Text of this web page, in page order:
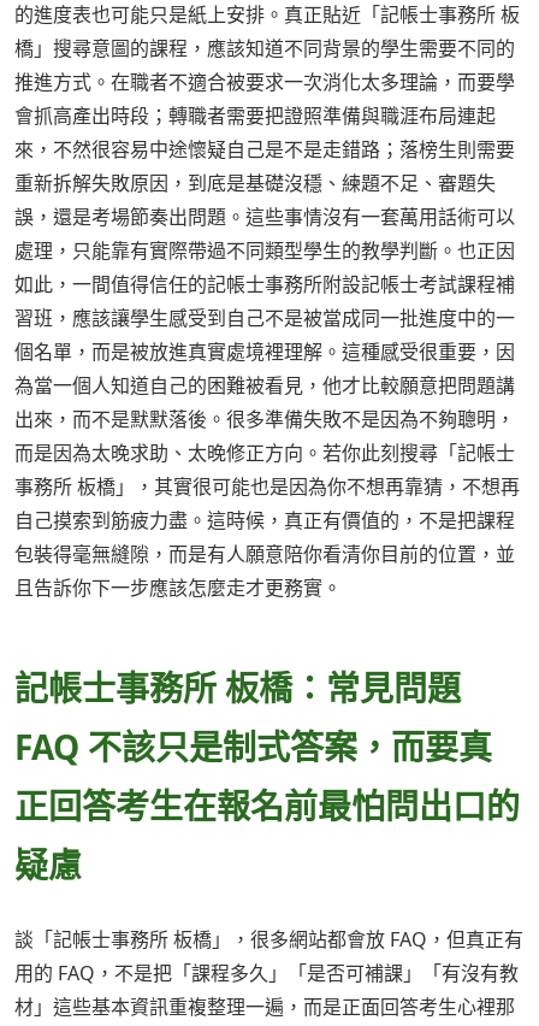
的進度表也可能只是紙上安排。真正貼近「記帳士事務所 板
橋」搜尋意圖的課程，應該知道不同背景的學生需要不同的
推進方式。在職者不適合被要求一次消化太多理論，而要學
會抓高產出時段；轉職者需要把證照準備與職涯布局連起
來，不然很容易中途懷疑自己是不是走錯路；落榜生則需要
重新拆解失敗原因，到底是基礎沒穩、練題不足、審題失
誤，還是考場節奏出問題。這些事情沒有一套萬用話術可以
處理，只能靠有實際帶過不同類型學生的教學判斷。也正因
如此，一間值得信任的記帳士事務所附設記帳士考試課程補
習班，應該讓學生感受到自己不是被當成同一批進度中的一
個名單，而是被放進真實處境裡理解。這種感受很重要，因
為當一個人知道自己的困難被看見，他才比較願意把問題講
出來，而不是默默落後。很多準備失敗不是因為不夠聰明，
而是因為太晚求助、太晚修正方向。若你此刻搜尋「記帳士
事務所 板橋」，其實很可能也是因為你不想再靠猜，不想再
自己摸索到筋疲力盡。這時候，真正有價值的，不是把課程
包裝得毫無縫隙，而是有人願意陪你看清你目前的位置，並
且告訴你下一步應該怎麼走才更務實。
記帳士事務所 板橋：常見問題
FAQ 不該只是制式答案，而要真
正回答考生在報名前最怕問出口的
疑慮
談「記帳士事務所 板橋」，很多網站都會放 FAQ，但真正有
用的 FAQ，不是把「課程多久」「是否可補課」「有沒有教
材」這些基本資訊重複整理一遍，而是正面回答考生心裡那